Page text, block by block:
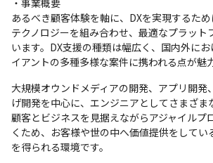
・事業概要
あるべき顧客体験を軸に、DXを実現するた
テクノロジーを組み合わせ、最適なプラット
います。DX支援の種類は幅広く、国内外に
イアントの多種多様な案件に携われる点が魅
大規模オウンドメディアの開発、アプリ開発
げ開発を中心に、エンジニアとしてさまざま
顧客とビジネスを見据えながらアジャイルプ
くため、お客様や世の中へ価値提供をしてい
を得られる環境です。